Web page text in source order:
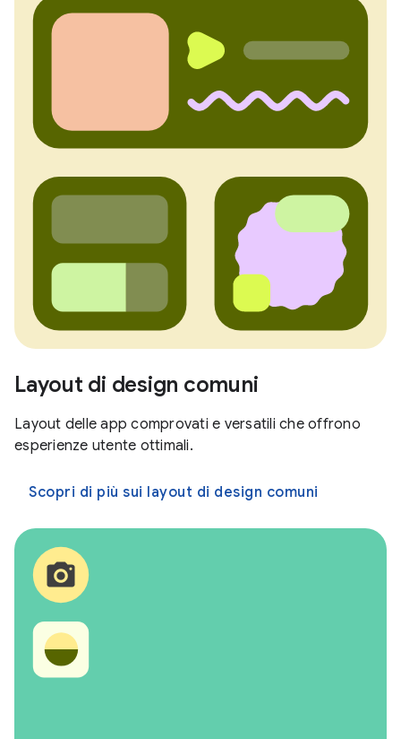
Layout di design comuni
Layout delle app comprovati e versatili che offrono
esperienze utente ottimali.
Scopri di più sui layout di design comuni